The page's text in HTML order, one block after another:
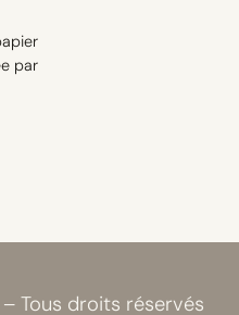
par
Tous droits réservés